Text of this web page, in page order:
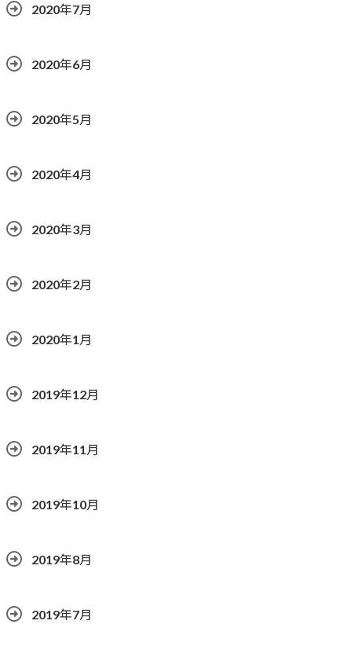
2020年7月
2020年6月
2020年5月
2020年4月
2020年3月
2020年2月
2020年1月
2019年12月
2019年11月
2019年10月
2019年8月
2019年7月